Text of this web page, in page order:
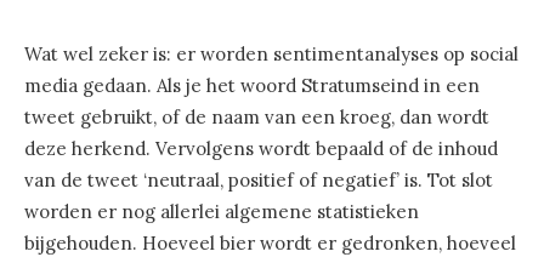
Wat wel zeker is: er worden sentimentanalyses op social
media gedaan. Als je het woord Stratumseind in een
tweet gebruikt, of de naam van een kroeg, dan wordt
deze herkend. Vervolgens wordt bepaald of de inhoud
van de tweet ‘neutraal, positief of negatief’ is. Tot slot
worden er nog allerlei algemene statistieken
bijgehouden. Hoeveel bier wordt er gedronken, hoeveel